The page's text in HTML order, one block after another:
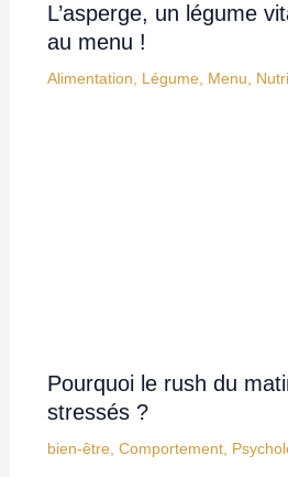
L’asperge, un légume
au menu !
Alimentation Légume Menu
Pourquoi le rush du
stressés ?
bien-être Comportement,